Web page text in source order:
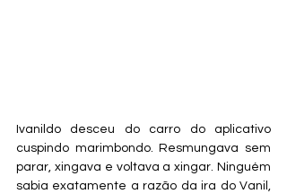
Ivanildo desceu do carro do aplicativo
cuspindo marimbondo. Resmungava sem
parar, xingava e voltava a xingar. Ninguém
sabia exatamente a razão da ira do Vanil,